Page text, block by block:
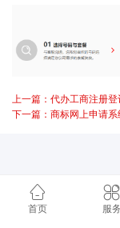
上一篇：代办工商注册
下一篇：商标网上申请
首页 服务